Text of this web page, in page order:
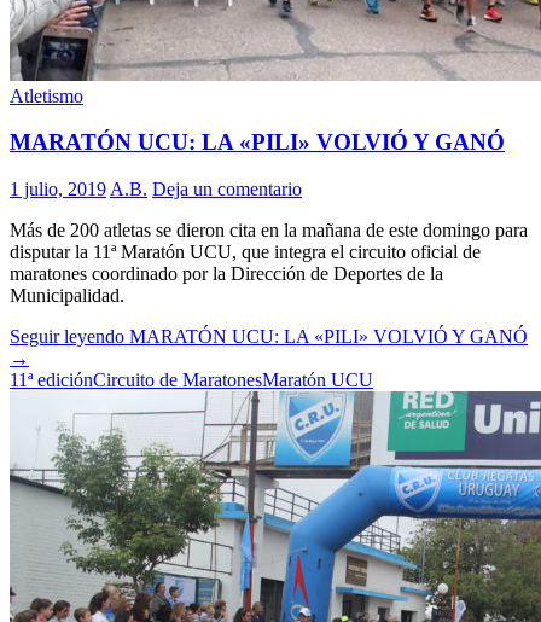
Atletismo
MARATÓN UCU: LA «PILI» VOLVIÓ Y GANÓ
1 julio, 2019 A.B. Deja un comentario
Más de 200 atletas se dieron cita en la mañana de este domingo para
disputar la 11ª Maratón UCU, que integra el circuito oficial de
maratones coordinado por la Dirección de Deportes de la
Municipalidad.
Seguir leyendo MARATÓN UCU: LA «PILI» VOLVIÓ Y GANÓ
→
11ª ediciónCircuito de MaratonesMaratón UCU